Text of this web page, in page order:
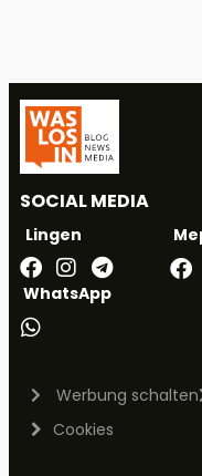
SOCIAL MEDIA
Lingen
WhatsApp
Werbung schalten
Cookies